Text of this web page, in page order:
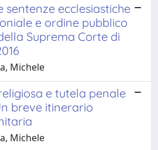
sentenze ecclesiastiche
e ordine pubblico
Suprema Corte di
Michele
e tutela penale
breve itinerario
Michele